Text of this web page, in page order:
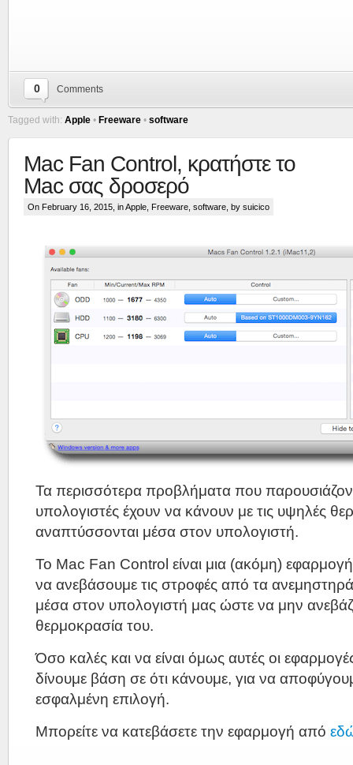
0 Comments
Tagged with: Apple • Freeware • software
Mac Fan Control, κρατήστε το
Mac σας δροσερό
On February 16, 2015, inApple Freeware software , by suicico
Τα περισσότερα προβλήματα που
υπολογιστές έχουν να κάνουν με τις υψηλές
αναπτύσσονται μέσα στον υπολογιστή.
Το Mac Fan Control είναι μια (ακόμη)
να ανεβάσουμε τις στροφές από τα
μέσα στον υπολογιστή μας ώστε να μην
θερμοκρασία του.
Όσο καλές και να είναι όμως αυτές οι
δίνουμε βάση σε ότι κάνουμε, για να
εσφαλμένη επιλογή.
Μπορείτε να κατεβάσετε την εφαρμογή από